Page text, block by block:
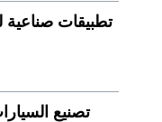
تصنيع